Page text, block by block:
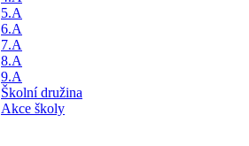
5.A
6.A
7.A
8.A
9.A
Školní družina
Akce školy